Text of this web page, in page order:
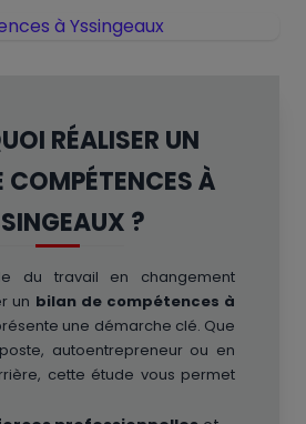
RÉALISER UN
COMPÉTENCES À
?
du travail en changement
un bilan de compétences à
une démarche clé. Que
autoentrepreneur ou en
cette étude vous permet